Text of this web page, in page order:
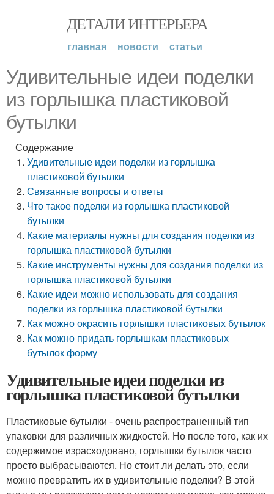
ДЕТАЛИ ИНТЕРЬЕРА
главная новости статьи
Удивительные идеи поделки
из горлышка пластиковой
бутылки
Содержание
Удивительные идеи поделки из горлышка
пластиковой бутылки
Связанные вопросы и ответы
Что такое поделки из горлышка пластиковой
бутылки
Какие материалы нужны для создания поделки из
горлышка пластиковой бутылки
Какие инструменты нужны для создания поделки из
горлышка пластиковой бутылки
Какие идеи можно использовать для создания
поделки из горлышка пластиковой бутылки
Как можно окрасить горлышки пластиковых бутылок
Как можно придать горлышкам пластиковых
бутылок форму
Удивительные идеи поделки из
горлышка пластиковой бутылки
Пластиковые бутылки - очень распространенный тип
упаковки для различных жидкостей. Но после того, как их
содержимое израсходовано, горлышки бутылок часто
просто выбрасываются. Но стоит ли делать это, если
можно превратить их в удивительные поделки? В этой